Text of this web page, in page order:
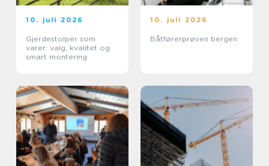
10. juli 2026
Gjerdestolper som
varer: valg, kvalitet og
smart montering
10. juli 2026
Båtførerprøven bergen